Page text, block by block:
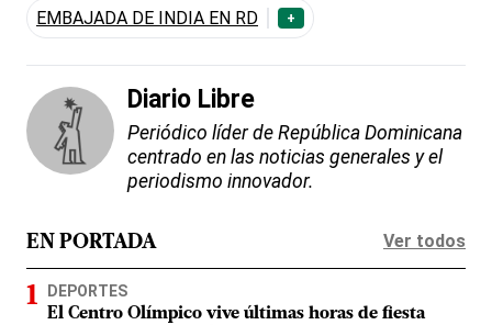
EMBAJADA DE INDIA EN RD +
Diario Libre
Periódico líder de República Dominicana
centrado en las noticias generales y el
periodismo innovador.
EN PORTADA Ver todos
DEPORTES
El Centro Olímpico vive últimas horas de fiesta